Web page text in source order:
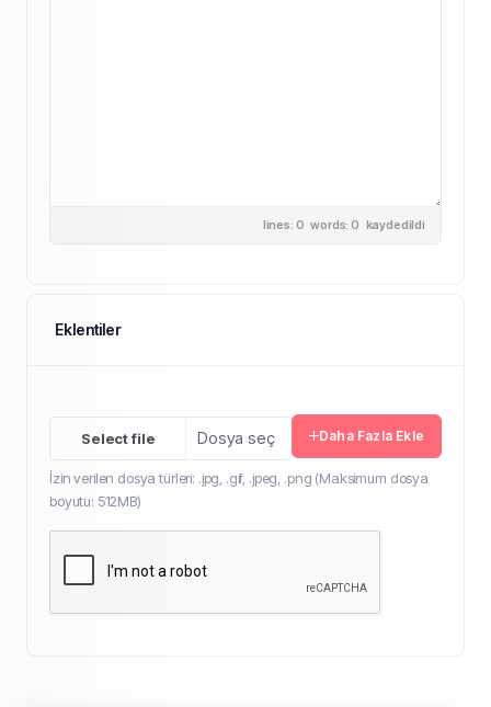
lines: 0 words: 0 kaydedildi
Eklentiler
Dosya seç Daha Fazla Ekle
İzin verilen dosya türleri: .jpg, .gif, .jpeg, .png (Maksimum dosya
boyutu: 512MB)